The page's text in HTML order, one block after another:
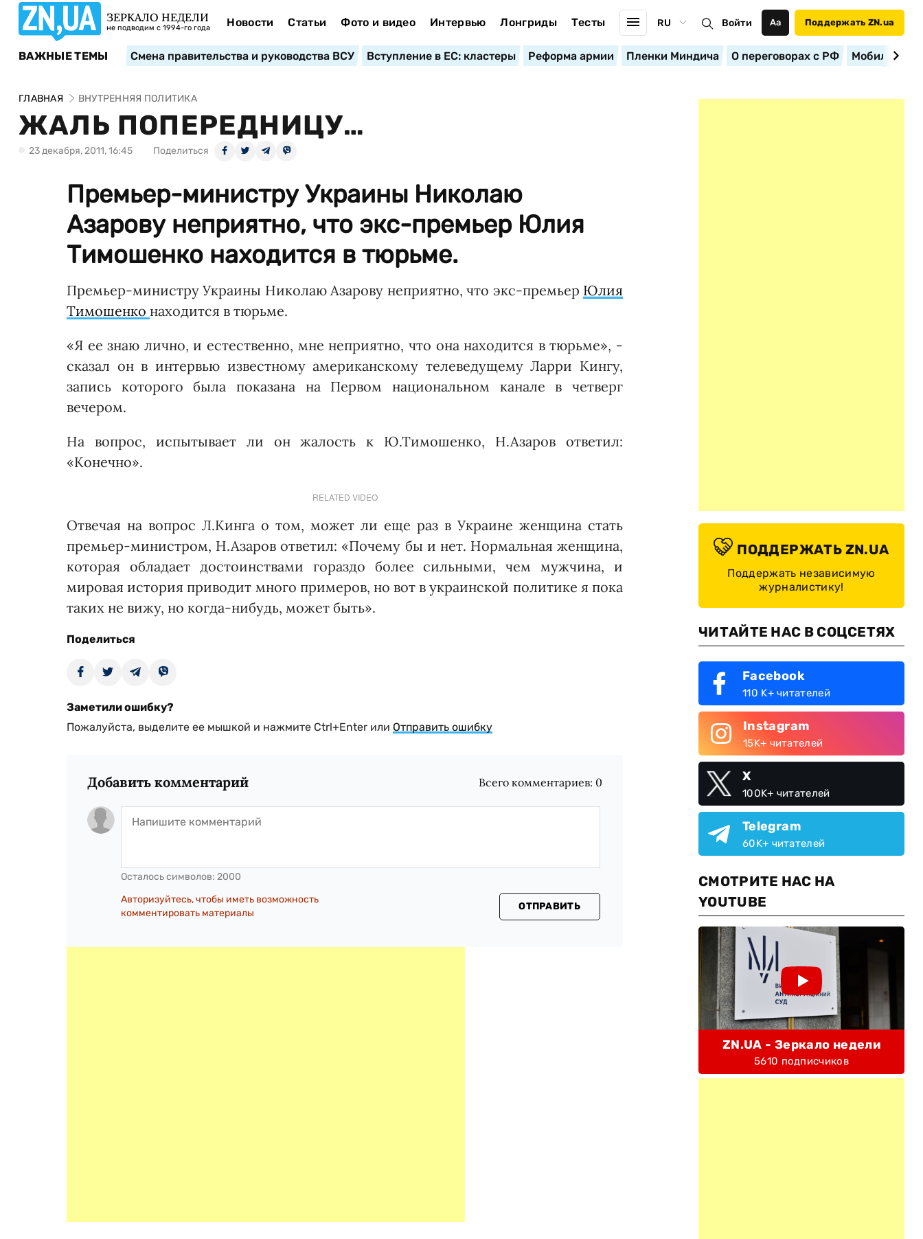
ЗЕРКАЛО НЕДЕЛИ
не подводим с 1994-го года Новости Статьи Фото и видео Интервью Лонгриды Тесты RU Войти Аа Поддержать ZN.ua
ВАЖНЫЕ ТЕМЫ Смена правительства и руководства ВСУ Вступление в ЕС: кластеры Реформа армии Пленки Миндича О переговорах с РФ
ГЛАВНАЯ ВНУТРЕННЯЯ ПОЛИТИКА
ЖАЛЬ ПОПЕРЕДНИЦУ…
23 декабря, 2011, 16:45 Поделиться
Премьер-министру Украины Николаю
Азарову неприятно, что экс-премьер Юлия
Тимошенко находится в тюрьме.
Премьер-министру Украины Николаю Азарову неприятно, что экс-премьер Юлия
Тимошенко находится в тюрьме.
«Я ее знаю лично, и естественно, мне неприятно, что она находится в тюрьме», -
сказал он в интервью известному американскому телеведущему Ларри Кингу,
запись которого была показана на Первом национальном канале в четверг
вечером.
На вопрос, испытывает ли он жалость к Ю.Тимошенко, Н.Азаров ответил:
«Конечно».
RELATED VIDEO
Отвечая на вопрос Л.Кинга о том, может ли еще раз в Украине женщина стать
премьер-министром, Н.Азаров ответил: «Почему бы и нет. Нормальная женщина,
которая обладает достоинст­вами гораздо более сильными, чем мужчина, и
мировая история приводит много примеров, но вот в украинской политике я пока
таких не вижу, но когда-нибудь, может быть».
Поделиться
Заметили ошибку?
Пожалуйста, выделите ее мышкой и нажмите Ctrl+Enter или Отправить ошибку
Добавить комментарий Всего комментариев: 0
Осталось символов: 2000
Авторизуйтесь, чтобы иметь возможность
комментировать материалы
ОТПРАВИТЬ
ПОДДЕРЖАТЬ ZN.UA
Поддержать независимую
журналистику!
ЧИТАЙТЕ НАС В СОЦСЕТЯХ
Facebook
110 K+ читателей
Instagram
15K+ читателей
X
100K+ читателей
Telegram
60K+ читателей
СМОТРИТЕ НАС НА
YOUTUBE
ZN.UA - Зеркало недели
5610 подписчиков